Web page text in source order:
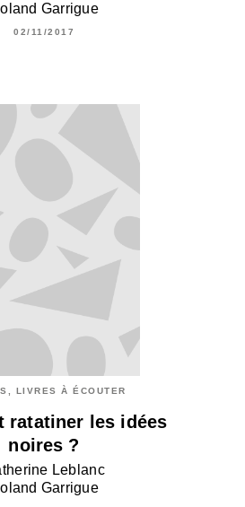
Garrigue
02/11/2017
LIVRES À ÉCOUTER
ratatiner les idées
noires ?
Leblanc
Garrigue